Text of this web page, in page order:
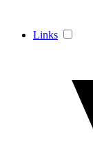
Links